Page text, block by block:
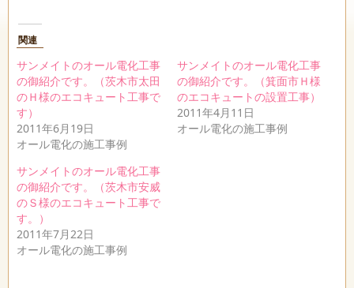
関連
サンメイトのオール電化工事
の御紹介です。（茨木市太田
のＨ様のエコキュート工事で
す）
2011年6月19日
オール電化の施工事例
サンメイトのオール電化工事
の御紹介です。（箕面市Ｈ様
のエコキュートの設置工事）
2011年4月11日
オール電化の施工事例
サンメイトのオール電化工事
の御紹介です。（茨木市安威
のＳ様のエコキュート工事で
す。）
2011年7月22日
オール電化の施工事例